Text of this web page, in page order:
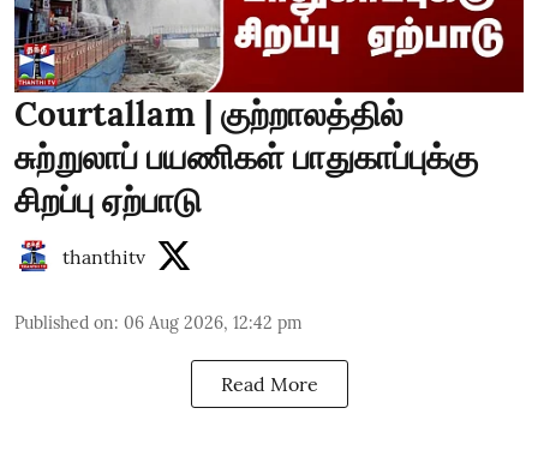
Courtallam | குற்றாலத்தில்
சுற்றுலாப் பயணிகள் பாதுகாப்புக்கு
சிறப்பு ஏற்பாடு
thanthitv
Published on: 06 Aug 2026, 12:42 pm
Read More